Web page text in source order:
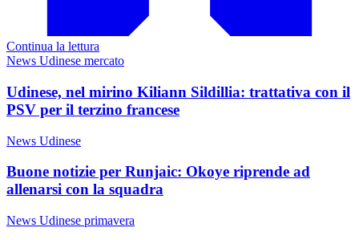
Continua la lettura
News Udinese mercato
Udinese, nel mirino Kiliann Sildillia: trattativa con il
PSV per il terzino francese
News Udinese
Buone notizie per Runjaic: Okoye riprende ad
allenarsi con la squadra
News Udinese primavera